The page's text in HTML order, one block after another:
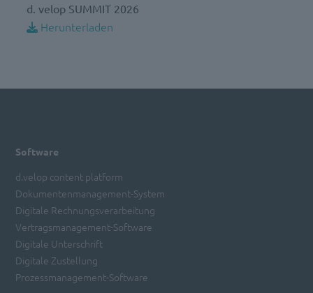
d. velop SUMMIT 2026
Herunterladen
Software
d.velop content platform
Dokumentenmanagement-System
Digitale Rechnungsverarbeitung
Vertragsmanagement-Software
Digitale Unterschrift
Digitale Zustellung
Prozessmanagement-Software